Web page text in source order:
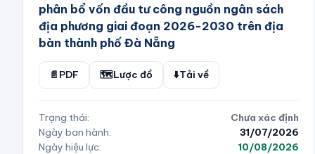
phân bổ vốn đầu tư công nguồn ngân sách
địa phương giai đoạn 2026-2030 trên địa
bàn thành phố Đà Nẵng
📄 PDF 🗺️Lược đồ ⬇️Tải về
Trạng thái:
Chưa xác định
Ngày ban hành:
31/07/2026
Ngày hiệu lực:
10/08/2026